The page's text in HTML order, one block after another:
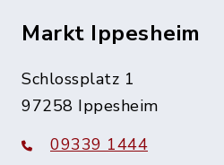
Markt Ippesheim
Schlossplatz 1
97258 Ippesheim
09339 1444